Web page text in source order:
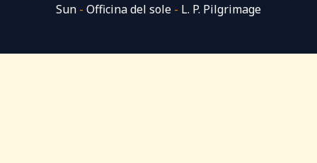
Sun - Officina del sole - L. P. Pilgrimage